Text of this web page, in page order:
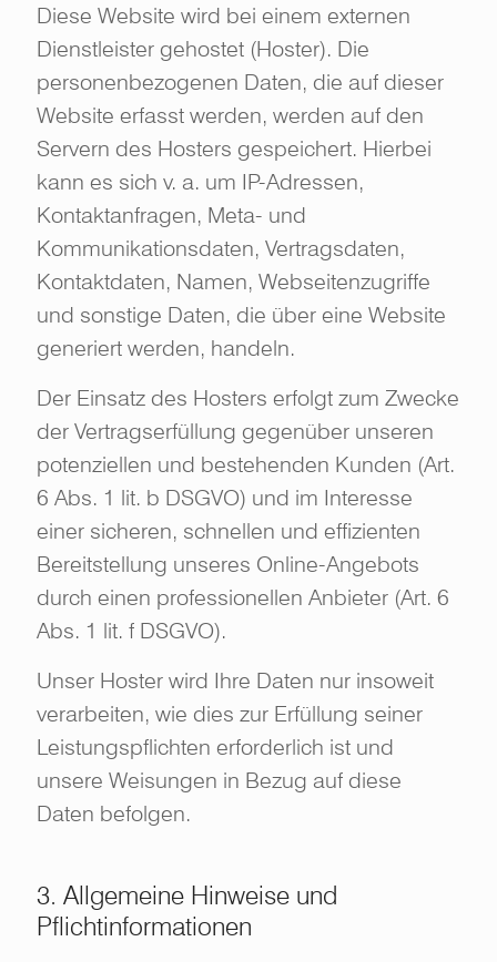
Diese Website wird bei einem externen
Dienstleister gehostet (Hoster). Die
personenbezogenen Daten, die auf dieser
Website erfasst werden, werden auf den
Servern des Hosters gespeichert. Hierbei
kann es sich v. a. um IP-Adressen,
Kontaktanfragen, Meta- und
Kommunikationsdaten, Vertragsdaten,
Kontaktdaten, Namen, Webseitenzugriffe
und sonstige Daten, die über eine Website
generiert werden, handeln.
Der Einsatz des Hosters erfolgt zum Zwecke
der Vertragserfüllung gegenüber unseren
potenziellen und bestehenden Kunden (Art.
6 Abs. 1 lit. b DSGVO) und im Interesse
einer sicheren, schnellen und effizienten
Bereitstellung unseres Online-Angebots
durch einen professionellen Anbieter (Art. 6
Abs. 1 lit. f DSGVO).
Unser Hoster wird Ihre Daten nur insoweit
verarbeiten, wie dies zur Erfüllung seiner
Leistungspflichten erforderlich ist und
unsere Weisungen in Bezug auf diese
Daten befolgen.
3. Allgemeine Hinweise und
Pflichtinformationen